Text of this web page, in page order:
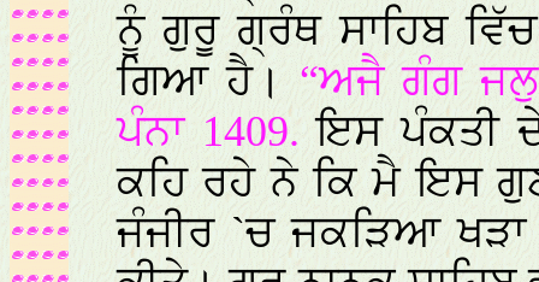
ਨੂੰ ਗੁਰੂ ਗ੍ਰੰਥ ਸਾਹਿਬ
ਗਿਆ ਹੈ। “ਅਜੈ ਗੰਗ ਜਲੁ
ਪੰਨਾ 1409.ਇਸ ਪੰਕਤੀ
ਕਹਿ ਰਹੇ ਨੇ ਕਿ ਮੈ ਇਸ
ਜੰਜੀਰ `ਚ ਜਕੜਿਆ ਖੜਾ